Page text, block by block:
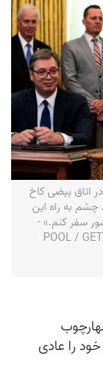
اتاق بیضی کاخ
به راه این
سفر کنم.» -
POOL /
را عادی